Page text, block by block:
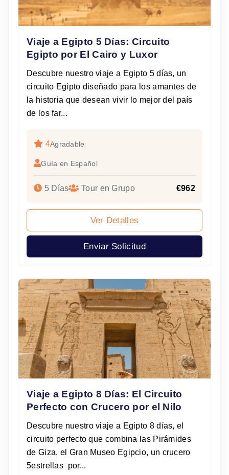
Viaje a Egipto 5 Días: Circuito
Egipto por El Cairo y Luxor
Descubre nuestro viaje a Egipto 5 días, un
circuito Egipto diseñado para los amantes de
la historia que desean vivir lo mejor del país
de los far...
4Agradable
Guía en Español
5 Días Tour en Grupo €962
Ver Detalles
Enviar Solicitud
Viaje a Egipto 8 Días: El Circuito
Perfecto con Crucero por el Nilo
Descubre nuestro viaje a Egipto 8 días, el
circuito perfecto que combina las Pirámides
de Giza, el Gran Museo Egipcio, un crucero
5estrellas por...